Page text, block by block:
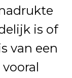
is of
van een